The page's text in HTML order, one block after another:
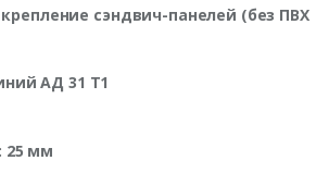
сэндвич-панелей (без ПВХ
АД 31 Т1
25 мм